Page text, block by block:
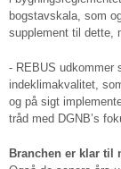
bogstavskala, som
supplement til dette,
- REBUS udkommer
indeklimakvalitet,
og på sigt
tråd med DGNB’s
Branchen er klar til